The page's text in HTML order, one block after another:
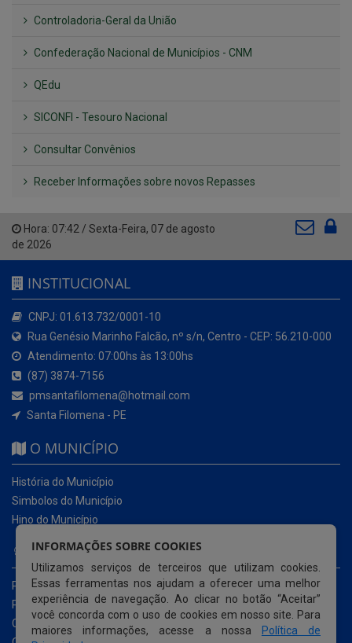
Controladoria-Geral da União
Confederação Nacional de Municípios - CNM
QEdu
SICONFI - Tesouro Nacional
Consultar Convênios
Receber Informações sobre novos Repasses
Hora: 07:42/ Sexta-Feira, 07 de agosto
de 2026
INSTITUCIONAL
CNPJ: 01.613.732/0001-10
Rua Genésio Marinho Falcão, nº s/n, Centro - CEP: 56.210-000
Atendimento: 07:00hs às 13:00hs
(87) 3874-7156
pmsantafilomena@hotmail.com
Santa Filomena - PE
O MUNICÍPIO
História do Município
Simbolos do Município
Hino do Município
NOSSOS SERVIÇOS
Portal da Transparência
Portal da Transparência da COVID-19
Cartas de Serviços ao Usuário
INFORMAÇÕES SOBRE COOKIES
Utilizamos serviços de terceiros que utilizam cookies.
Essas ferramentas nos ajudam a oferecer uma melhor
experiência de navegação. Ao clicar no botão “Aceitar”
você concorda com o uso de cookies em nosso site. Para
maiores informações, acesse a nossa
Política de